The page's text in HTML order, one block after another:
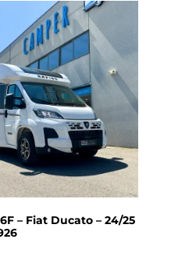
– Fiat Ducato – 24/25